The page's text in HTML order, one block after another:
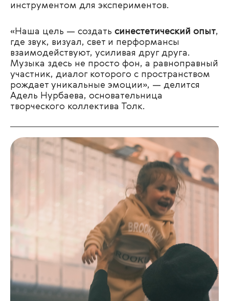
инструментом для экспериментов.
« Наша цель — создать синестетический опыт,
где звук, визуал, свет и перформансы
взаимодействуют, усиливая друг друга.
Музыка здесь не просто фон, а равноправный
участник, диалог которого с пространством
рождает уникальные эмоции», — делится
Адель Нурбаева, основательница
творческого коллектива Толк.